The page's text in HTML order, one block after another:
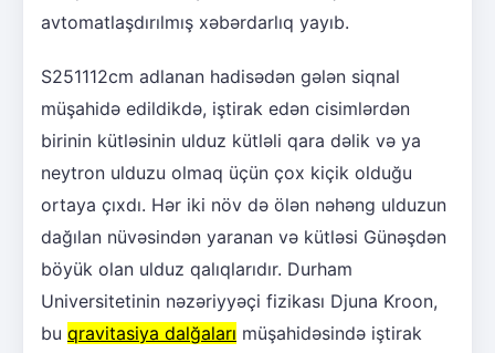
avtomatlaşdırılmış xəbərdarlıq yayıb.
S251112cm adlanan hadisədən gələn siqnal
müşahidə edildikdə, iştirak edən cisimlərdən
birinin kütləsinin ulduz kütləli qara dəlik və ya
neytron ulduzu olmaq üçün çox kiçik olduğu
ortaya çıxdı. Hər iki növ də ölən nəhəng ulduzun
dağılan nüvəsindən yaranan və kütləsi Günəşdən
böyük olan ulduz qalıqlarıdır. Durham
Universitetinin nəzəriyyəçi fizikası Djuna Kroon,
bu qravitasiya dalğaları müşahidəsində iştirak